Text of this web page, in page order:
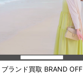
ブランド買取 BRAND OFF